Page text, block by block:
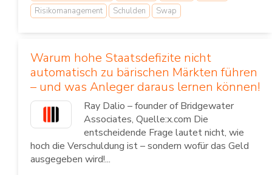
Risikomanagement
Schulden Swap
Warum hohe Staatsdefizite nicht
automatisch zu bärischen Märkten führen
– und was Anleger daraus lernen können!
Ray Dalio – founder of Bridgewater
Associates, Quelle:x.com Die
entscheidende Frage lautet nicht, wie
hoch die Verschuldung ist – sondern wofür das Geld
ausgegeben wird!...